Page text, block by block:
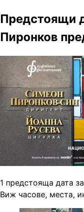
Предстоящи
Пиронков
1 предстояща дата
Виж часове, места,